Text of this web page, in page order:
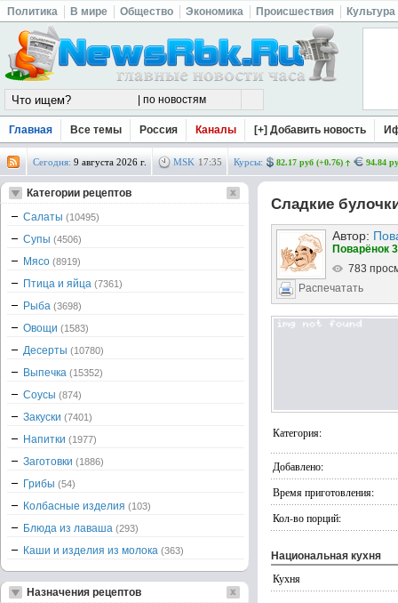
Политика В мире Общество Экономика Происшествия Культура
Главная Все темы Россия Каналы [+] Добавить новость
Сегодня: 9 августа 2026 г. MSK 17:35 Курсы: 82.17 руб (+0.76) 94.84
Сладкие
Автор:
Поварёнок
783
Распечатать
Категория:
Добавлено:
Время приготовления:
Кол-во порций:
Национальная кухня
Кухня
Категории рецептов
Салаты (10495)
Супы (4506)
Мясо (8919)
Птица и яйца (7361)
Рыба (3698)
Овощи (1583)
Десерты (10780)
Выпечка (15352)
Соусы (874)
Закуски (7401)
Напитки (1977)
Заготовки (1886)
Грибы (54)
Колбасные изделия (103)
Блюда из лаваша (293)
Каши и изделия из молока (363)
Назначения рецептов